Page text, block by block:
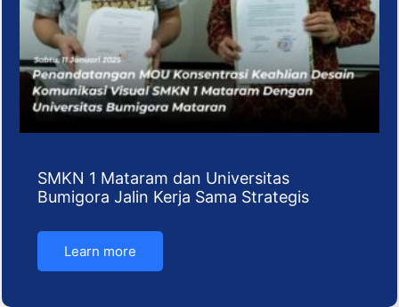
SMKN 1 Mataram dan Universitas
Bumigora Jalin Kerja Sama Strategis
Learn more